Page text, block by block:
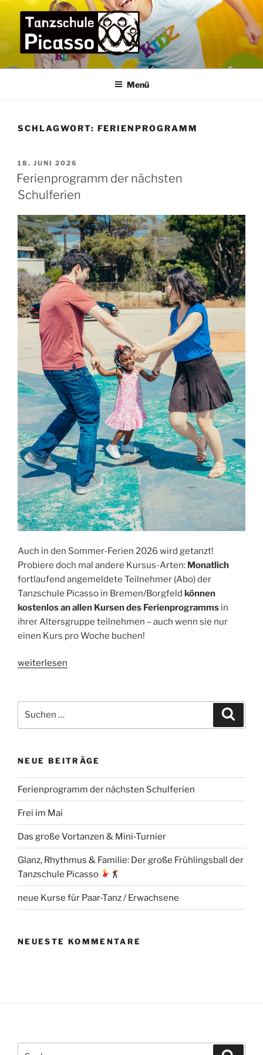
springen
TANZSCHULE PICASSO
die Tanzschule im Bremer Osten für die ganze Familie –
Menü
SCHLAGWORT: FERIENPROGRAMM
VERÖFFENTLICHT
AM
18. JUNI 2026
Ferienprogramm der nächsten
Schulferien
Auch in den Sommer-Ferien 2026 wird getanzt!
Probiere doch mal andere Kursus-Arten: Monatlich
fortlaufend angemeldete Teilnehmer (Abo) der
Tanzschule Picasso in Bremen/Borgfeld können
kostenlos an allen Kursen des Ferienprogramms in
ihrer Altersgruppe teilnehmen – auch wenn sie nur
einen Kurs pro Woche buchen!
„Ferienprogramm
Schulferien“
weiterlesen
nach:
NEUE BEITRÄGE
Ferienprogramm der nächsten Schulferien
Frei im Mai
Das große Vortanzen & Mini-Turnier
Glanz, Rhythmus & Familie: Der große Frühlingsball der
Tanzschule Picasso
neue Kurse für Paar-Tanz / Erwachsene
NEUESTE KOMMENTARE